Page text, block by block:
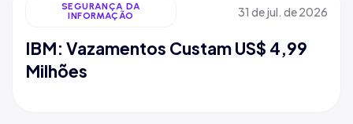
SEGURANÇA DA
INFORMAÇÃO
31 de jul. de 2026
IBM: Vazamentos Custam US$ 4,99
Milhões